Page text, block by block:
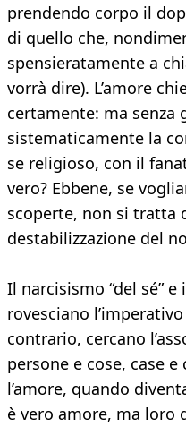
prendendo corpo il
di quello che,
spensieratamente a
vorrà dire). L’amore
certamente: ma senza
sistematicamente la
se religioso, con il
vero? Ebbene, se
scoperte, non si tratta
destabilizzazione del
Il narcisismo “del sé”
rovesciano
contrario, cercano
persone e cose, case
l’amore, quando
è vero amore, ma loro